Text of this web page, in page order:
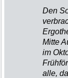
Den
Mitte
im
alle,